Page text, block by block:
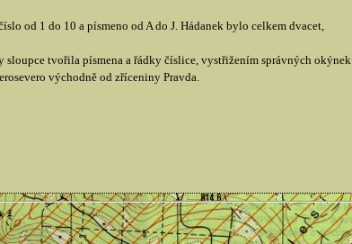
od 1 do 10 a písmeno od A do J. Hádanek bylo celkem dvacet,
tvořila písmena a řádky číslice, vystřižením správných okýnek
východně od zříceniny Pravda.